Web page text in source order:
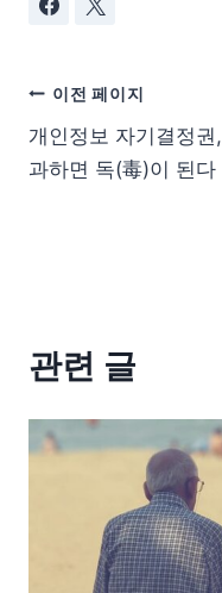
이전 페이지
개인정보 자기결정권,
과하면 독(毒)이 된다
관련 글